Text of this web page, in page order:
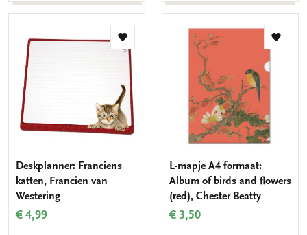
Toevoegen
aan
verlanglijst
Deskplanner: Franciens
katten, Francien van
Westering
€ 4,99
L-mapje A4 formaat:
Album of birds and flowers
(red), Chester Beatty
€ 3,50